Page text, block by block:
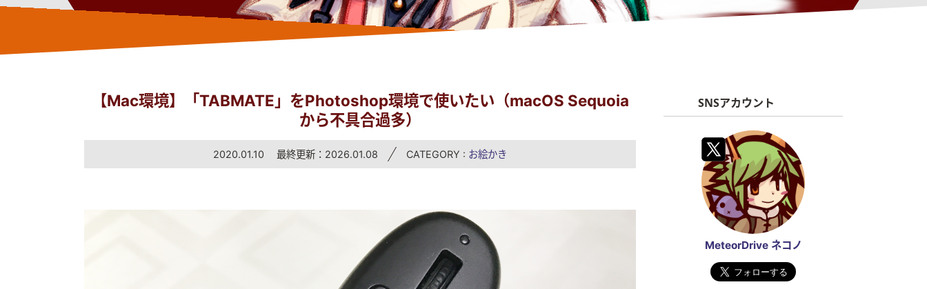
【Mac環境】「TABMATE」をPhotoshop環境で使いたい（macOS Sequoia
から不具合過多）
2020.01.10 最終更新：2026.01.08 CATEGORY : お絵かき
SNSアカウント
MeteorDrive ネコノ